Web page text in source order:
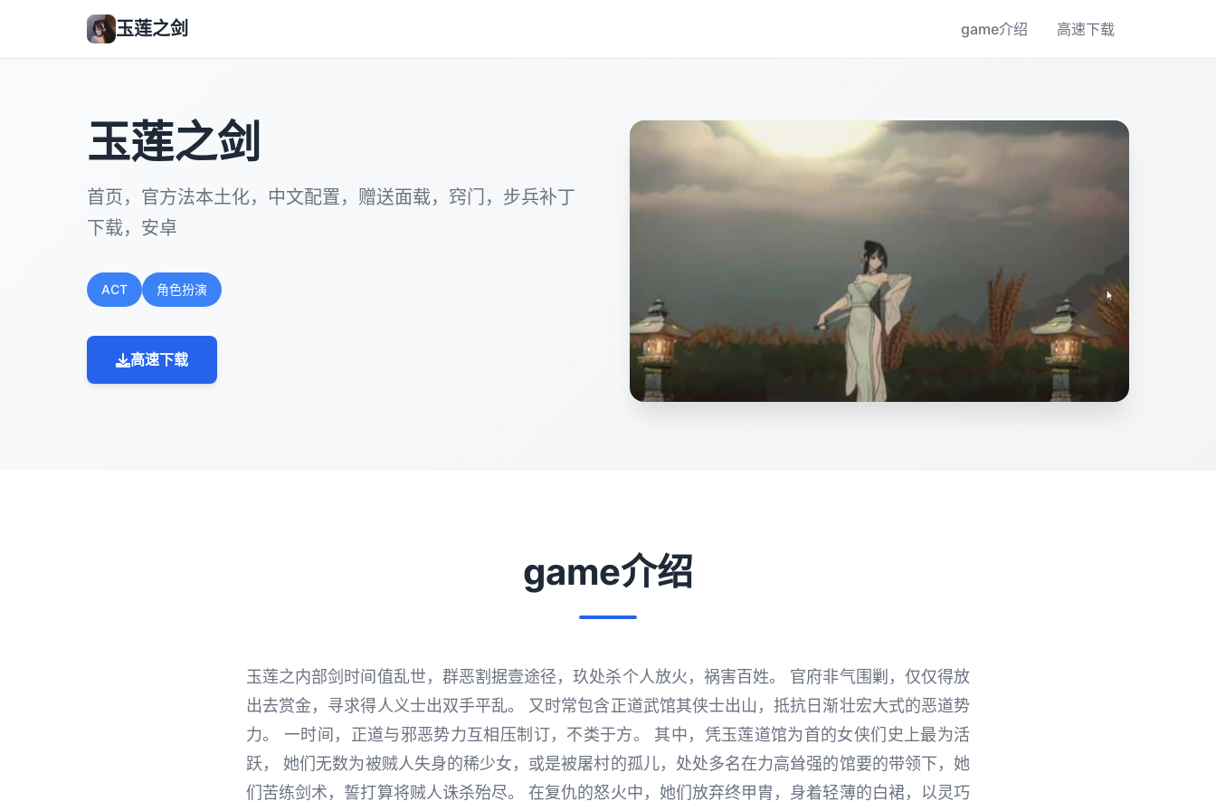
玉莲之剑 game介绍 高速下载
玉莲之剑
首页，官方法本土化，中文配置，赠送面载，窍门，步兵补丁
下载，安卓
ACT 角色扮演
高速下载
game介绍
玉莲之内部剑时间值乱世，群恶割据壹途径，玖处杀个人放火，祸害百姓。 官府非气围剿，仅仅得放
出去赏金，寻求得人义士出双手平乱。 又时常包含正道武馆其侠士出山，抵抗日渐壮宏大式的恶道势
力。 一时间，正道与邪恶势力互相压制订，不类于方。 其中，凭玉莲道馆为首的女侠们史上最为活
跃， 她们无数为被贼人失身的稀少女，或是被屠村的孤儿，处处多名在力高耸强的馆要的带领下，她
们苦练剑术，誓打算将贼人诛杀殆尽。 在复仇的怒火中，她们放弃终甲胄，身着轻薄的白裙，以灵巧